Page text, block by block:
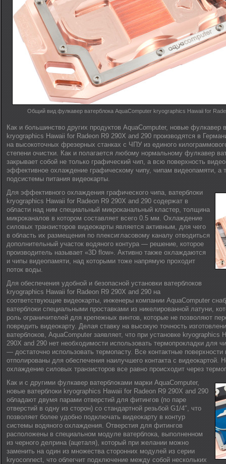
Общий вид фулкавер ватерблока AquaComputer kryographics Hawaii for
Как и большинство других продуктов AquaComputer, новые фулкавер
kryographics Hawaii for Radeon R9 290X and 290 производятся в
на высокоточных фрезерных станках с ЧПУ из единого
степени очистки. Как и полагается любому нормальному фулкавер
закрывает собой не только графический чип, а всю поверхность
эффективное охлаждение графическому чипу, чипам видеопамяти, а
подсистемы питания видеокарты.
Для эффективного охлаждения графического чипа, ватерблоки
kryographics Hawaii for Radeon R9 290X and 290 содержат в
области над ним специальный микроканальный кластер, толщина
микроканалов в котором составляет всего 0.5 мм. Охлаждение
силовых транзисторов видеокарты является активным, для чего
в область их размещения по плексигласовому каналу отводиться
дополнительный участок водяного контура — решение, которое
производитель называет «3D flow». Активно также охлаждаются
и чипы видеопамяти, над которыми тоже напрямую проходит
поток воды.
Для обеспечения удобной и безопасной установки ватерблоков
kryographics Hawaii for Radeon R9 290X and 290 на
соответствующие видеокарты, инженеры компании AquaComputer
ватерблоки специальными проставками из никелированной латуни,
роль ограничителей для крепежных винтов, которые не позволяют
повредить видеокарту. Делая ставку на высокую точность
ватерблоков, AquaComputer заявляет, что при установке kryographics
290X and 290 нет необходимости использовать термопрокладки для
— достаточно использовать термопасту. Все контактные поверхности
отполированы для обеспечения наилучшего контакта с видеокартой.
охлаждение силовых транзисторов все равно происходит через
Как и с другими фулкавер ватерблоками марки AquaComputer,
новые ватерблоки kryographics Hawaii for Radeon R9 290X and 290
обладают двумя парами отверстий для фитингов (по паре
отверстий в одну из сторон) со стандартной резьбой G1/4″, что
позволяет более удобно подключать видеокарту в контур
системы водяного охлаждения. Отверстия для фитингов
расположены в специальном модуле ватерблока, выполненном
из черного делрина (ацеталя), который при желании можно
заменить на один из множества сторонних модулей из серии
kryoconnect, что облегчит подключение между собой нескольких